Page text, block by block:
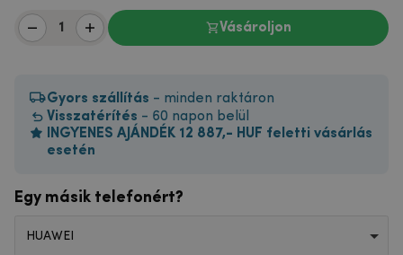
Vásároljon
Gyors szállítás - minden raktáron
Visszatérítés - 60 napon belül
INGYENES AJÁNDÉK 12 887,- HUF feletti vásárlás
esetén
Egy másik telefonért?
HUAWEI